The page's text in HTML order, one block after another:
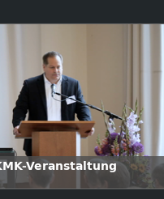
Veranstaltung